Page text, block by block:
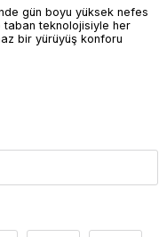
gün boyu yüksek nefes
teknolojisiyle her
bir yürüyüş konforu